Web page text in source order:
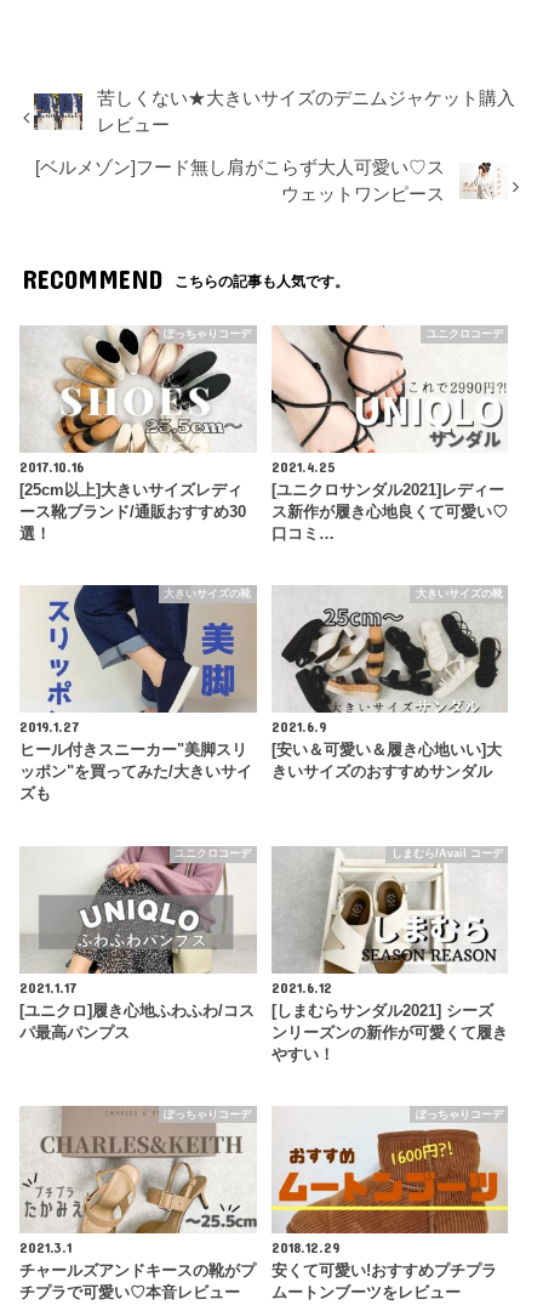
苦しくない★大きいサイズのデニムジャケット購入
レビュー
[ベルメゾン]フード無し肩がこらず大人可愛い♡ス
ウェットワンピース
RECOMMEND こちらの記事も人気です。
ぽっちゃりコーデ
2017.10.16
[25cm以上]大きいサイズレディ
ース靴ブランド/通販おすすめ30
選！
ユニクロコーデ
2021.4.25
[ユニクロサンダル2021]レディー
ス新作が履き心地良くて可愛い♡
口コミ…
大きいサイズの靴
2019.1.27
ヒール付きスニーカー"美脚スリ
ッポン"を買ってみた/大きいサイ
ズも
大きいサイズの靴
2021.6.9
[安い＆可愛い＆履き心地いい]大
きいサイズのおすすめサンダル
ユニクロコーデ
2021.1.17
[ユニクロ]履き心地ふわふわ/コス
パ最高パンプス
しまむら/Avail コーデ
2021.6.12
[しまむらサンダル2021] シーズ
ンリーズンの新作が可愛くて履き
やすい！
ぽっちゃりコーデ
2021.3.1
チャールズアンドキースの靴がプ
チプラで可愛い♡本音レビュー
ぽっちゃりコーデ
2018.12.29
安くて可愛い!おすすめプチプラ
ムートンブーツをレビュー